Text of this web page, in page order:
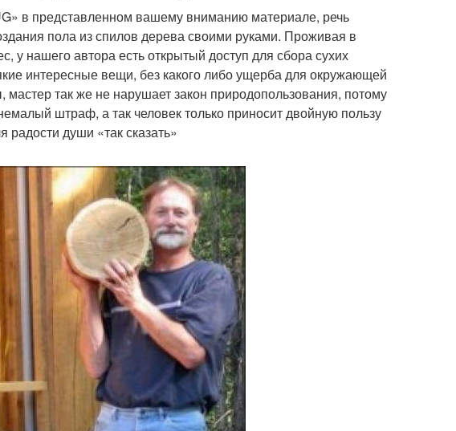
в представленном вашему вниманию материале, речь
пола из спилов дерева своими руками. Проживая в
у нашего автора есть открытый доступ для сбора сухих
интересные вещи, без какого либо ущерба для окружающей
так же не нарушает закон природопользования, потому
штраф, а так человек только приносит двойную пользу
радости души «так сказать»